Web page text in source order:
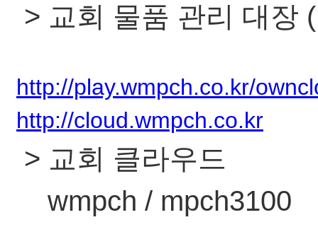
> 교회 물품 관리 대장
http://play.wmpch.co.kr/
http://cloud.wmpch.co.kr
> 교회 클라우드
wmpch / mpch3100